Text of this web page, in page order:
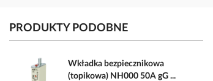
PRODUKTY PODOBNE
Wkładka bezpiecznikowa
(topikowa) NH000 50A gG ...